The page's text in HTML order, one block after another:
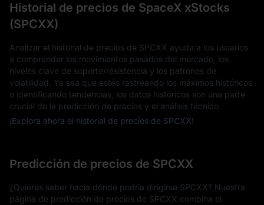
Historial de precios de SpaceX xStocks
(SPCXX)
Analizar el historial de precios de SPCXX ayuda a los usuarios
a comprender los movimientos pasados del mercado, los
niveles clave de soporte/resistencia y los patrones de
volatilidad. Ya sea que estés rastreando los máximos históricos
o identificando tendencias, los datos históricos son una parte
crucial de la predicción de precios y el análisis técnico.
¡Explora ahora el historial de precios de SPCXX!
Predicción de precios de SPCXX
¿Quieres saber hacia dónde podría dirigirse SPCXX? Nuestra
página de predicción de precios de SPCXX combina el